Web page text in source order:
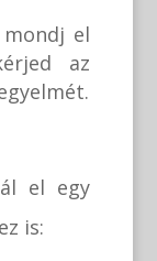
mondj el
az
el egy
is: